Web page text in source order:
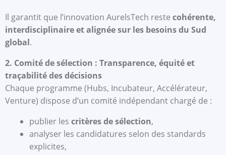
Il garantit que l’innovation AurelsTech reste cohérente,
interdisciplinaire et alignée sur les besoins du Sud
global.
2. Comité de sélection : Transparence, équité et
traçabilité des décisions
Chaque programme (Hubs, Incubateur, Accélérateur,
Venture) dispose d’un comité indépendant chargé de :
publier les critères de sélection,
analyser les candidatures selon des standards
explicites,